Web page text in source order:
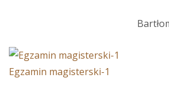
Egzamin magisterski-1